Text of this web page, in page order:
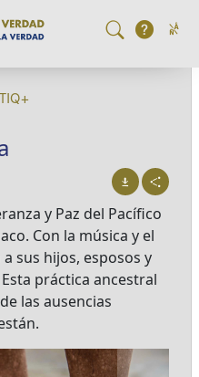
y Paz del Pacífico
Con la música y el
sus hijos, esposos y
práctica ancestral
las ausencias